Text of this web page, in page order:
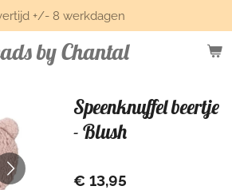
by Chantal
+/- 8 werkdagen
Speenknuffel beertje
- Blush
€ 13,95